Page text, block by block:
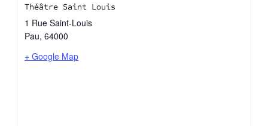
Théâtre Saint Louis
1 Rue Saint-Louis
Pau, 64000
+ Google Map